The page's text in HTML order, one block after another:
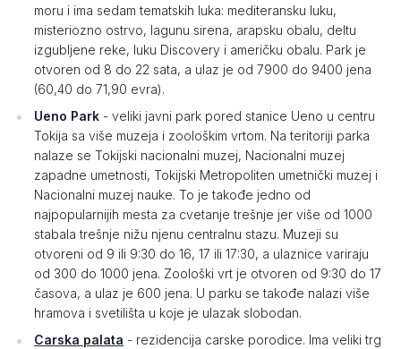
moru i ima sedam tematskih luka: mediteransku luku,
misteriozno ostrvo, lagunu sirena, arapsku obalu, deltu
izgubljene reke, luku Discovery i američku obalu. Park je
otvoren od 8 do 22 sata, a ulaz je od 7900 do 9400 jena
(60,40 do 71,90 evra).
Ueno Park - veliki javni park pored stanice Ueno u centru
Tokija sa više muzeja i zoološkim vrtom. Na teritoriji parka
nalaze se Tokijski nacionalni muzej, Nacionalni muzej
zapadne umetnosti, Tokijski Metropoliten umetnički muzej i
Nacionalni muzej nauke. To je takođe jedno od
najpopularnijih mesta za cvetanje trešnje jer više od 1000
stabala trešnje nižu njenu centralnu stazu. Muzeji su
otvoreni od 9 ili 9:30 do 16, 17 ili 17:30, a ulaznice variraju
od 300 do 1000 jena. Zoološki vrt je otvoren od 9:30 do 17
časova, a ulaz je 600 jena. U parku se takođe nalazi više
hramova i svetilišta u koje je ulazak slobodan.
Carska palata - rezidencija carske porodice. Ima veliki trg